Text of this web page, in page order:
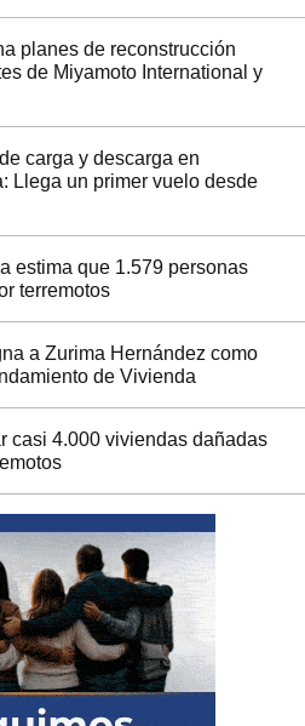
planes de reconstrucción
de Miyamoto International y
carga y descarga en
Llega un primer vuelo desde
estima que 1.579 personas
terremotos
a Zurima Hernández como
de Vivienda
casi 4.000 viviendas dañadas